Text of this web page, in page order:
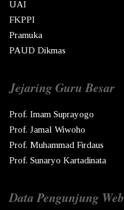
UAI
FKPPI
Pramuka
PAUD Dikmas
Jejaring Guru Besar
Prof. Imam Suprayogo
Prof. Jamal Wiwoho
Prof. Muhammad Firdaus
Prof. Sunaryo Kartadinata
Data Pengunjung Web